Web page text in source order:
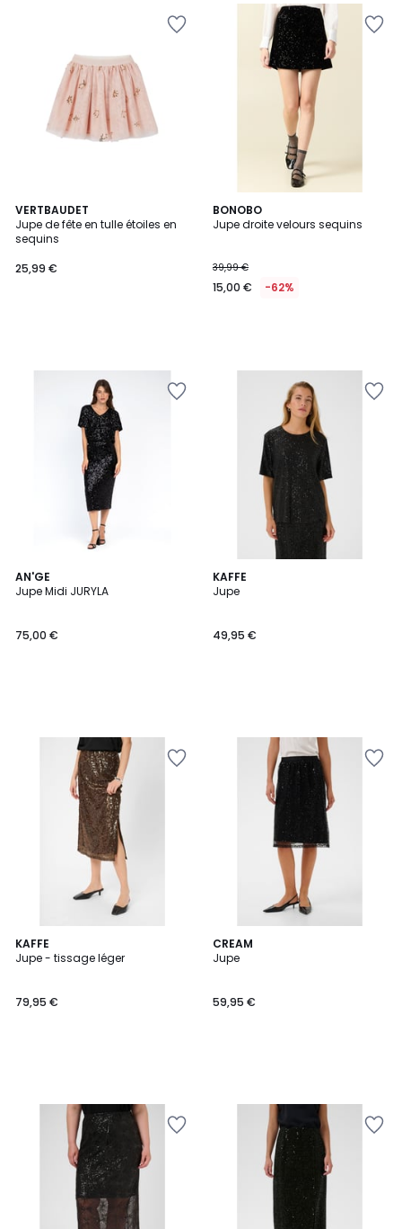
VERTBAUDET
Jupe de fête en tulle étoiles en
sequins
25,99 €
BONOBO
Jupe droite velours sequins
39,99 €
15,00 € -62%
AN'GE
Jupe Midi JURYLA
75,00 €
KAFFE
Jupe
49,95 €
KAFFE
Jupe - tissage léger
79,95 €
CREAM
Jupe
59,95 €